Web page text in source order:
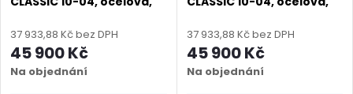
(šířka 1200–6000 mm,
výška 1000–1950 mm),
šedá RAL 7030 matná
37 933,88 Kč bez DPH
45 900 Kč
Na objednání
(šířka 1200–6000 mm,
výška 1000–1950 mm),
zelená RAL 6005 matná
37 933,88 Kč bez DPH
45 900 Kč
Na objednání